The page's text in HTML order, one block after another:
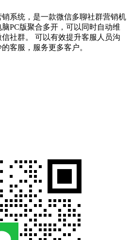
系统，是一款微信多聊社群营销机
PC版聚合多开，可以同时自动维
社群。 可以有效提升客服人员沟
客服，服务更多客户。